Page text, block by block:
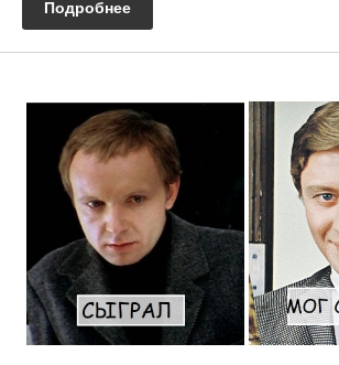
Подробнее